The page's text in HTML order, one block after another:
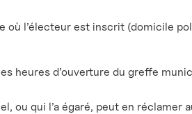
où l’électeur est inscrit (domicile
heures d’ouverture du greffe
ou qui l’a égaré, peut en réclamer